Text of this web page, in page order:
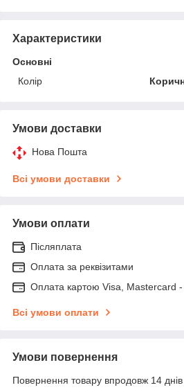
Характеристики
Основні
Колір
Умови доставки
Нова Пошта
Всі умови доставки
Умови оплати
Післяплата
Оплата за реквізитами
Оплата картою Visa, Mastercard
Всі умови оплати
Умови повернення
Повернення товару впродовж 14